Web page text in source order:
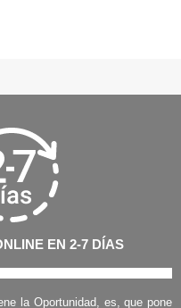
EN 2-7 DÍAS
la Oportunidad, es, que pone